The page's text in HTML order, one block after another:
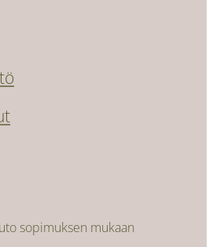
sopimuksen mukaan